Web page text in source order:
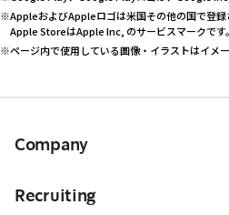
※AppleおよびAppleロゴは米国その他の国で登録
Apple StoreはApple Inc, のサービスマークです。
※ページ内で使用している画像・イラストはイメー
Company
Recruiting